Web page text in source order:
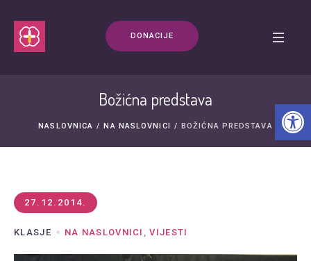
DONACIJE
Božićna predstava
NASLOVNICA / NA NASLOVNICI / BOŽIĆNA PREDSTAVA
27.12.2014.
KLASJE NA NASLOVNICI ,VIJESTI